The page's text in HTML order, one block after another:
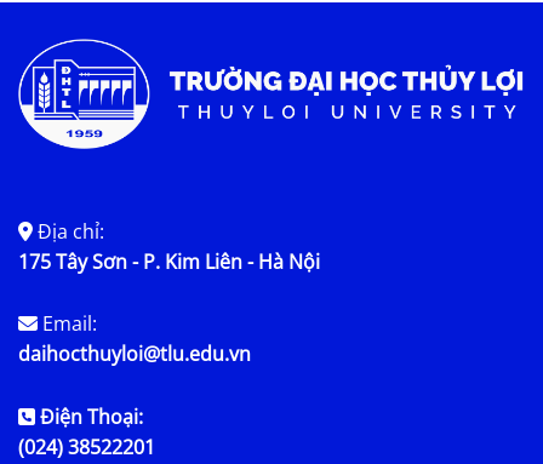
Địa chỉ:
175 Tây Sơn - P. Kim Liên - Hà Nội
Email:
daihocthuyloi@tlu.edu.vn
Điện Thoại:
(024) 38522201